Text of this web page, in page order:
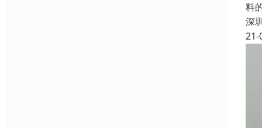
料
深
21-